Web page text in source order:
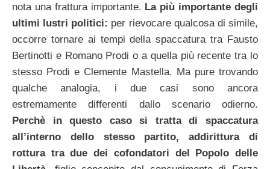
nota una frattura importante. La più importante degli
ultimi lustri politici: per rievocare qualcosa di simile,
occorre tornare ai tempi della spaccatura tra Fausto
Bertinotti e Romano Prodi o a quella più recente tra lo
stesso Prodi e Clemente Mastella. Ma pure trovando
qualche analogia, i due casi sono ancora
estremamente differenti dallo scenario odierno.
Perchè in questo caso si tratta di spaccatura
all’interno dello stesso partito, addirittura di
rottura tra due dei cofondatori del Popolo delle